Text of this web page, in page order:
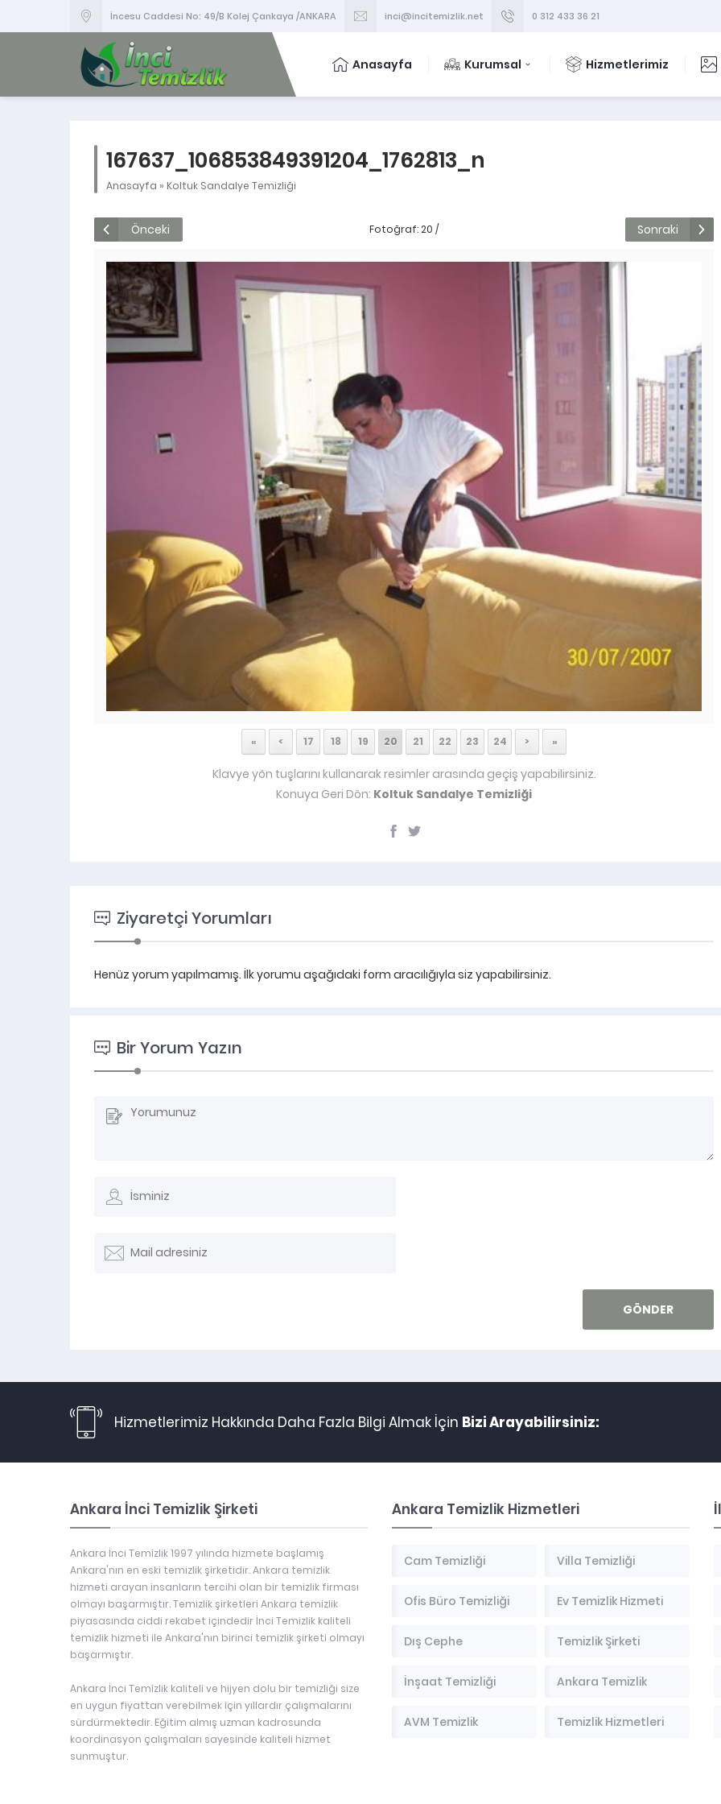
İncesu Caddesi No: 49/B Kolej Çankaya /ANKARA inci@incitemizlik.net 0 312 433 36 21
Anasayfa Kurumsal Hizmetlerimiz
167637_106853849391204_1762813_n
Anasayfa » Koltuk Sandalye Temizliği
Önceki
Fotoğraf: 20 /
Sonraki
« < 17 18 19 20 21 22 23 24 > »
Klavye yön tuşlarını kullanarak resimler arasında geçiş yapabilirsiniz.
Konuya Geri Dön: Koltuk Sandalye Temizliği
Ziyaretçi Yorumları
Henüz yorum yapılmamış. İlk yorumu aşağıdaki form aracılığıyla siz yapabilirsiniz.
Bir Yorum Yazın
Hizmetlerimiz Hakkında Daha Fazla Bilgi Almak İçin Bizi Arayabilirsiniz:
Ankara İnci Temizlik Şirketi
Ankara İnci Temizlik 1997 yılında hizmete başlamış
Ankara'nın en eski temizlik şirketidir. Ankara temizlik
hizmeti arayan insanların tercihi olan bir temizlik firması
olmayı başarmıştır. Temizlik şirketleri Ankara temizlik
piyasasında ciddi rekabet içindedir İnci Temizlik kaliteli
temizlik hizmeti ile Ankara'nın birinci temizlik şirketi olmayı
başarmıştır.
Ankara İnci Temizlik kaliteli ve hijyen dolu bir temizliği size
en uygun fiyattan verebilmek için yıllardır çalışmalarını
sürdürmektedir. Eğitim almış uzman kadrosunda
koordinasyon çalışmaları sayesinde kaliteli hizmet
sunmuştur.
Ankara Temizlik Hizmetleri
Cam Temizliği Villa Temizliği
Ofis Büro Temizliği Ev Temizlik Hizmeti
Dış Cephe Temizlik Şirketi
İnşaat Temizliği Ankara Temizlik
AVM Temizlik Temizlik Hizmetleri